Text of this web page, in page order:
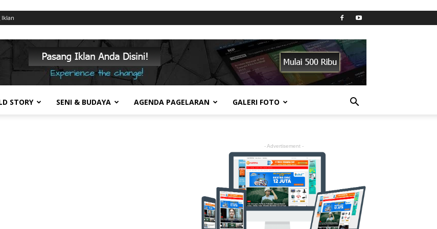
Iklan
STORY SENI & BUDAYA AGENDA PAGELARAN GALERI FOTO
- Advertisement -